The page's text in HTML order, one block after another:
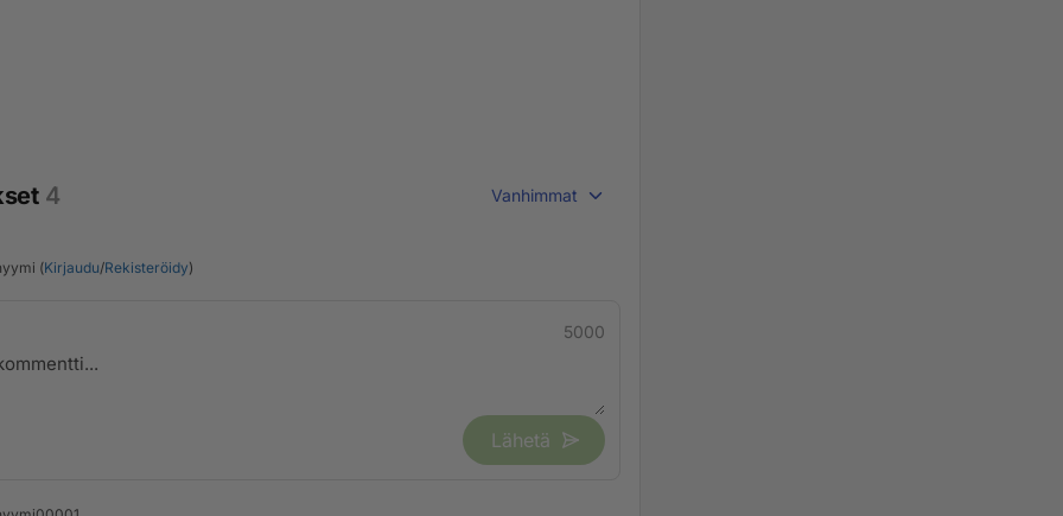
4 Vanhimmat
(Kirjaudu/Rekisteröidy)
5000
Lähetä